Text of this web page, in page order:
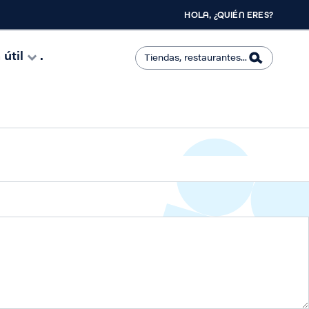
HOLA, ¿QUIÉN ERES?
útil .